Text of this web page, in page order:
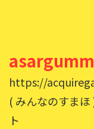
https://
( みんなのすま
ト